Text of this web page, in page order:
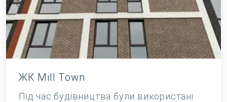
ЖК Mill Town
Під час будівництва були використані